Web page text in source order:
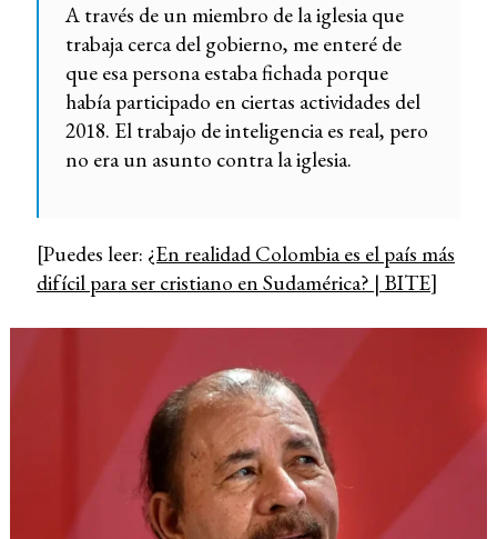
A través de un miembro de la iglesia que
trabaja cerca del gobierno, me enteré de
que esa persona estaba fichada porque
había participado en ciertas actividades del
2018. El trabajo de inteligencia es real, pero
no era un asunto contra la iglesia.
[Puedes leer: ¿En realidad Colombia es el país más
difícil para ser cristiano en Sudamérica? | BITE]